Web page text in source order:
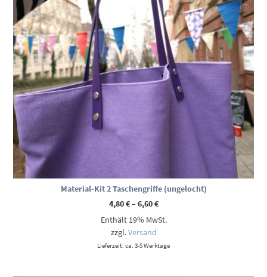
Material-Kit 2 Taschengriffe (ungelocht)
4,80€–6,60€Preisspanne:
bis
Enthält 19% MwSt.
zzgl.Versand
Lieferzeit: ca. 3-5 Werktage